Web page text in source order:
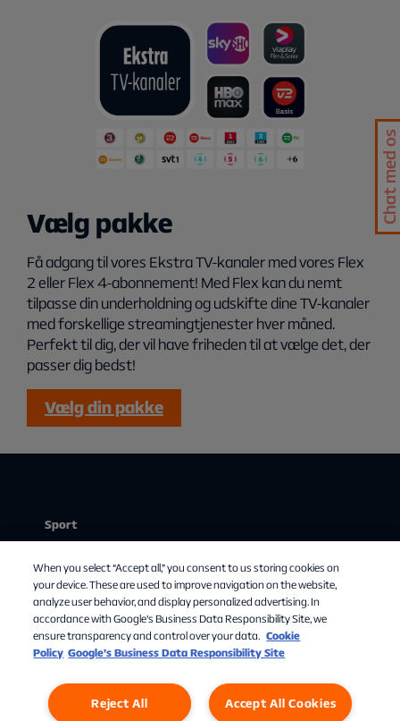
Vælg pakke
Få adgang til vores Ekstra TV-kanaler med vores Flex
2 eller Flex 4-abonnement! Med Flex kan du nemt
tilpasse din underholdning og udskifte dine TV-kanaler
med forskellige streamingtjenester hver måned.
Perfekt til dig, der vil have friheden til at vælge det, der
passer dig bedst!
Vælg din pakke
Sport
Mit abonnement
Om Allente
TV-guide
Chat med os
When you select “Accept all,” you consent to us storing cookies on
your device. These are used to improve navigation on the website,
analyze user behavior, and display personalized advertising. In
accordance with Google's Business Data Responsibility Site, we
ensure transparency and control over your data. Cookie
Policy Google’s Business Data Responsibility Site
Accept All Cookies
Reject All